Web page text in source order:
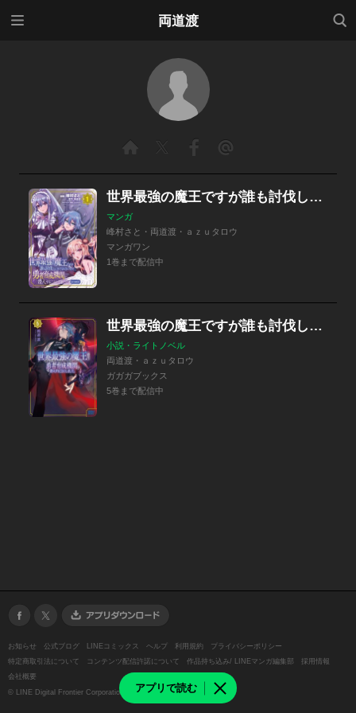
両道渡
検索
アプリで読む
世界最強の魔王ですが誰も討伐しにきてくれないので、勇者育成機関に潜入することにしました。@comic
マンガ
峰村さと・両道渡・ａｚｕタロウ
マンガワン
1巻まで配信中
世界最強の魔王ですが誰も討伐しにきてくれないので、勇者育成機関に潜入することにしました。
小説・ライトノベル
両道渡・ａｚｕタロウ
ガガガブックス
5巻まで配信中
お知らせ 公式ブログ LINEコミックス ヘルプ 利用規約
プライバシーポリシー
特定商取引法について
コンテンツ配信許諾について 作品持ち込み/ LINEマンガ編集部
採用情報
会社概要
© LINE Digital Frontier Corporation